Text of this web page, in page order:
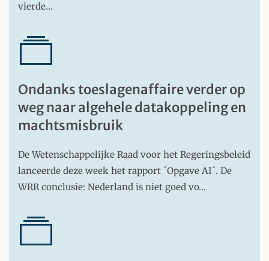
vierde…
Ondanks toeslagenaffaire verder op
weg naar algehele datakoppeling en
machtsmisbruik
De Wetenschappelijke Raad voor het Regeringsbeleid
lanceerde deze week het rapport ´Opgave AI´. De
WRR conclusie: Nederland is niet goed vo…